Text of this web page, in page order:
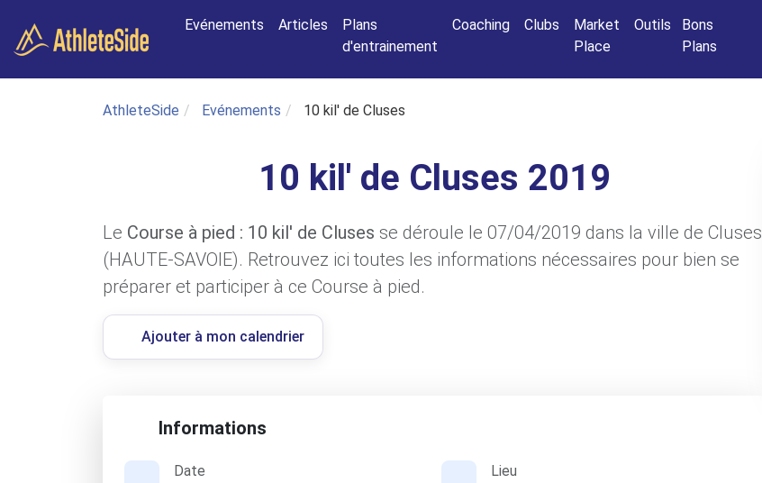
Evénements
Articles
Plans
d'entrainement
Coaching Clubs
Market
Place
Outils
Bons
Plans
AthleteSide Evénements 10 kil' de Cluses
10 kil' de Cluses 2019
Le Course à pied : 10 kil' de Cluses se déroule le 07/04/2019 dans la ville de Cluses
(HAUTE-SAVOIE). Retrouvez ici toutes les informations nécessaires pour bien se
préparer et participer à ce Course à pied.
Ajouter à mon calendrier
Informations
Date Lieu